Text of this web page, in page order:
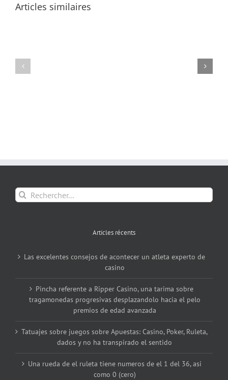
Articles similaires
Rechercher:
Articles récents
Las excelentes consejos de acontecer un atleta experto de
casino
Pincha referente a Ripper Casino, una tarima sobre
tragamonedas progresivas desplazandolo hacia el pelo
premios de edad avanzada
Tatuajes sobre juegos sobre Apuestas: Casino, Poker, Ruleta,
dados y no ha transpirado el sentido
Una rueda de el ruleta tiene numeros de el 1 del 36, asi
como 0 (cero)